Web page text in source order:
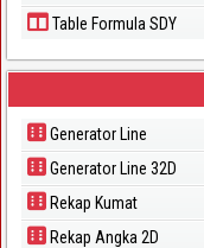
Table Formula SDY
Generator Line
Generator Line 32D
Rekap Kumat
Rekap Angka 2D